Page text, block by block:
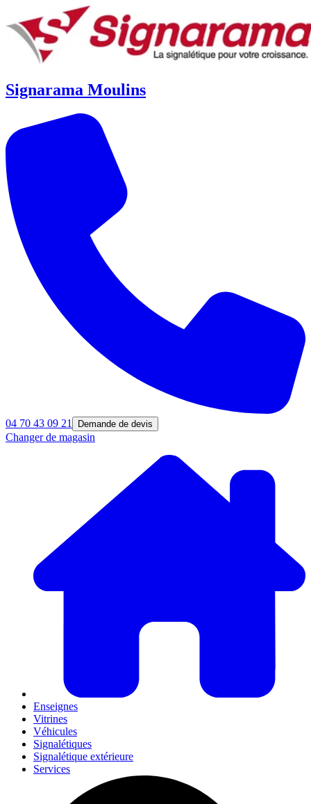
Signarama Moulins
04 70 43 09 21 Demande de devis
Changer de magasin
Enseignes
Vitrines
Véhicules
Signalétiques
Signalétique extérieure
Services